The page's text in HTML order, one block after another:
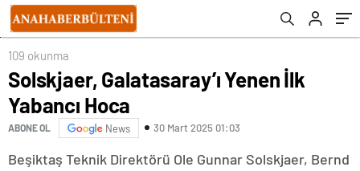
109 okunma
Solskjaer, Galatasaray’ı Yenen İlk
Yabancı Hoca
ABONE OL News 30 Mart 2025 01:03
Beşiktaş Teknik Direktörü Ole Gunnar Solskjaer, Bernd